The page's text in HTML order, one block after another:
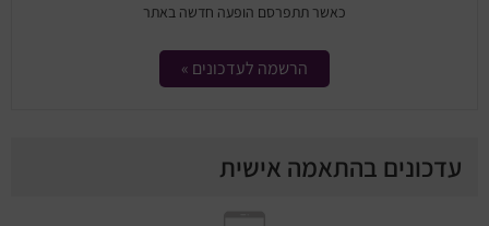
כאשר תתפרסם הופעה חדשה באתר
הרשמה לעדכונים »
עדכונים בהתאמה אישית